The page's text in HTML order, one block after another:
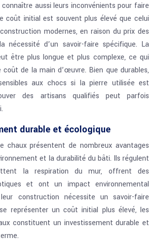
aussi leurs inconvénients pour faire
coût initial est souvent plus élevé que celui
modernes, en raison du prix des
nécessité d’un savoir-faire spécifique. La
être plus longue et plus complexe, ce qui
de la main d’œuvre. Bien que durables,
aux chocs si la pierre utilisée est
des artisans qualifiés peut parfois
durable et écologique
chaux présentent de nombreux avantages
et la durabilité du bâti. Ils régulent
la respiration du mur, offrent des
et ont un impact environnemental
construction nécessite un savoir-faire
représenter un coût initial plus élevé, les
constituent un investissement durable et